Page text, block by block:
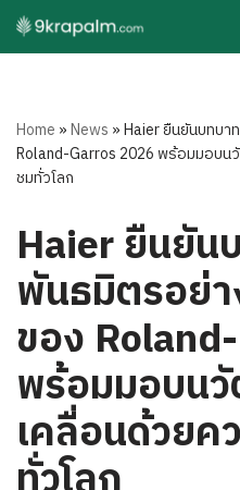
Skip
Home »News »Haier ยืนยันบทบา
Roland-Garros 2026 พร้อมมอบน
ชมทั่วโลก
Haier ยืนยัน
พันธมิตรอย่า
ของ
พร้อมมอบน
เคลื่อนด้วยค